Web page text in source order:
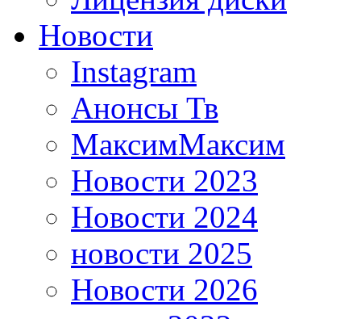
Новости
Instagram
Анонсы Тв
МаксимМаксим
Новости 2023
Новости 2024
новости 2025
Новости 2026